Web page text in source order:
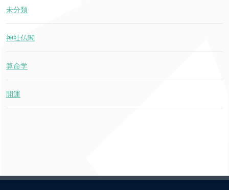
未分類
神社仏閣
算命学
開運